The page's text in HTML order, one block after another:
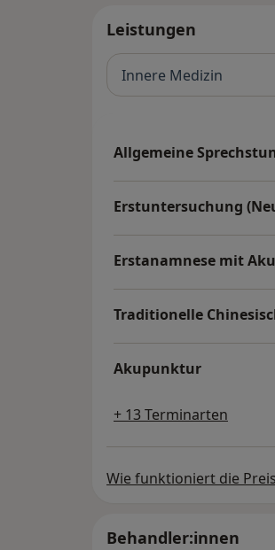
Leistungen
Innere Medizin
Allgemeine
Erstuntersuchung
Erstanamnese mit
Traditionelle
Akupunktur
+ 13 Terminarten
Wie funktioniert die
Behandler:innen